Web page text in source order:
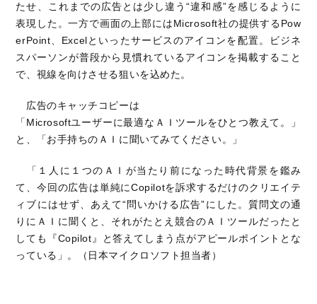
たせ、これまでの広告とは少し違う“違和感”を感じるように
表現した。一方で画面の上部にはMicrosoft社の提供するPow
erPoint、Excelといったサービスのアイコンを配置。ビジネ
スパーソンが普段から見慣れているアイコンを掲載すること
で、視線を向けさせる狙いを込めた。
広告のキャッチコピーは
「Microsoftユーザーに最適なＡＩツールをひとつ教えて。」
と、「お手持ちのＡＩに聞いてみてください。」
「１人に１つのＡＩが当たり前になった時代背景を鑑み
て、今回の広告は単純にCopilotを訴求するだけのクリエイテ
ィブにはせず、あえて“問いかける広告”にした。質問文の通
りにＡＩに聞くと、それがたとえ競合のＡＩツールだったと
しても『Copilot』と答えてしまう点がアピールポイントとな
っている」。（日本マイクロソフト担当者）